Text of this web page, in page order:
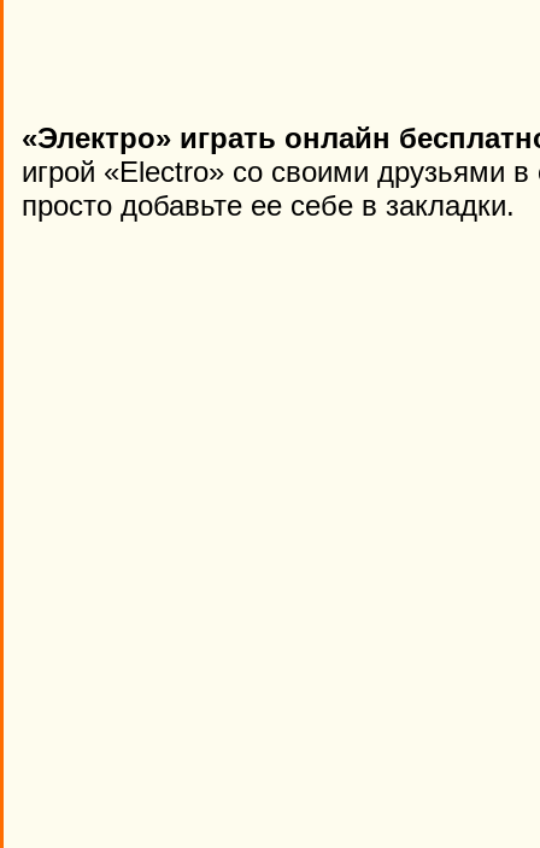
«Электро» играть онлайн
игрой «Electro» со своими друзьями
просто добавьте ее себе в закладки.